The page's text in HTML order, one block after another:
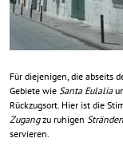
Für diejenigen, die abseits
Gebiete wie Santa Eulalia
Rückzugsort. Hier ist die
Zugangzu ruhigen Stränden
servieren.